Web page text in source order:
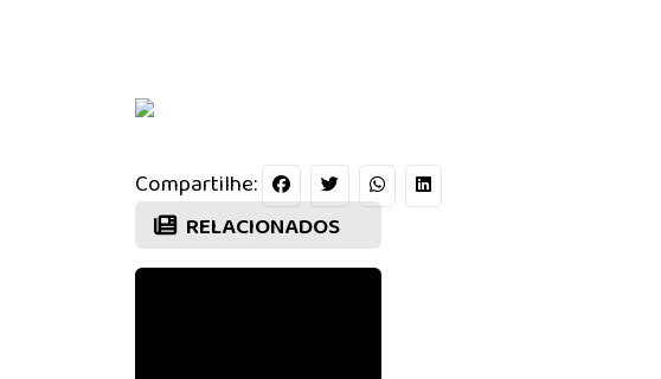
Compartilhe:
RELACIONADOS